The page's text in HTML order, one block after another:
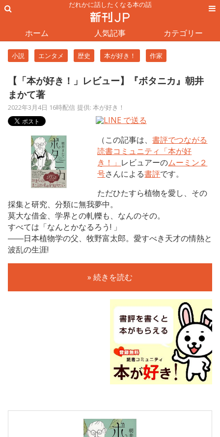
だれかに話したくなる本の話
ホーム 人気記事 カテゴリー
小説 エンタメ 歴史 本が好き！ 作家
【「本が好き！」レビュー】『ボタニカ』朝井
まかて著
2022年3月4日 16時配信 提供: 本が好き！
（この記事は、書評でつながる
読書コミュニティ「本が好
き！」 レビュアーのムーミン２
号さんによる書評です。
ただひたすら植物を愛し、その
採集と研究、分類に無我夢中。
莫大な借金、学界との軋轢も、なんのその。
すべては「なんとかなるろう! 」
――日本植物学の父、牧野富太郎。愛すべき天才の情熱と
波乱の生涯!
» 続きを読む